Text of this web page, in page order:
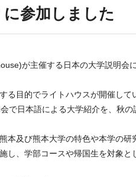
参加しました
が主催する日本の大学説明会
る目的でライトハウスが開催して
で日本語による大学紹介を、秋の
及び熊本大学の特色や本学の研
し、学部コースや帰国生を対象と